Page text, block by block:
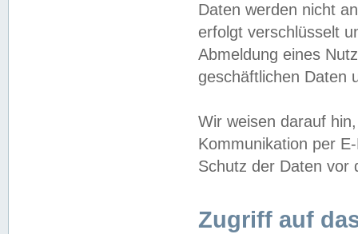
Daten werden nicht
erfolgt verschlüsselt
Abmeldung eines
geschäftlichen Daten
Wir weisen darauf
Kommunikation per
Schutz der Daten vor
Zugriff auf